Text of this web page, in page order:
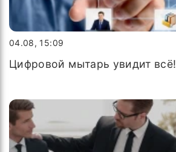
04.08, 15:09
Цифровой мытарь увидит всё!